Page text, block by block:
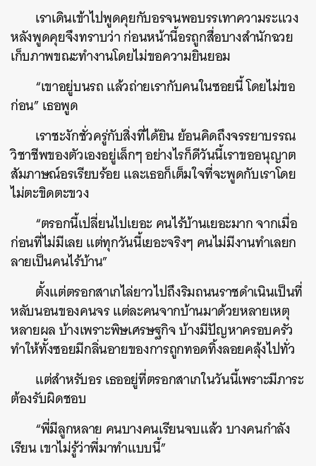
เราเดินเข้าไปพูดคุยกับอรจนพอบรรเทาความระแวง
หลังพูดคุยจึงทราบว่า ก่อนหน้านี้อรถูกสื่อบางสำนักฉวย
เก็บภาพขณะทำงานโดยไม่ขอความยินยอม
“เขาอยู่บนรถ แล้วถ่ายเรากับคนในซอยนี้ โดยไม่ขอ
ก่อน” เธอพูด
เราชะงักชั่วครู่กับสิ่งที่ได้ยิน ย้อนคิดถึงจรรยาบรรณ
วิชาชีพของตัวเองอยู่เล็กๆ อย่างไรก็ดีวันนี้เราขออนุญาต
สัมภาษณ์อรเรียบร้อย และเธอก็เต็มใจที่จะพูดกับเราโดย
ไม่ตะขิดตะขวง
“ตรอกนี้เปลี่ยนไปเยอะ คนไร้บ้านเยอะมาก จากเมื่อ
ก่อนที่ไม่มีเลย แต่ทุกวันนี้เยอะจริงๆ คนไม่มีงานทำเลยก
ลายเป็นคนไร้บ้าน”
ตั้งแต่ตรอกสาเกไล่ยาวไปถึงริมถนนราชดำเนินเป็นที่
หลับนอนของคนจร แต่ละคนจากบ้านมาด้วยหลายเหตุ
หลายผล บ้างเพราะพิษเศรษฐกิจ บ้างมีปัญหาครอบครัว
ทำให้ทั้งซอยมีกลิ่นอายของการถูกทอดทิ้งลอยคลุ้งไปทั่ว
แต่สำหรับอร เธออยู่ที่ตรอกสาเกในวันนี้เพราะมีภาระ
ต้องรับผิดชอบ
“พี่มีลูกหลาย คนบางคนเรียนจบแล้ว บางคนกำลัง
เรียน เขาไม่รู้ว่าพี่มาทำแบบนี้”